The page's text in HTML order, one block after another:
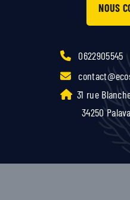
NOUS
0622905545
31 rue
34250